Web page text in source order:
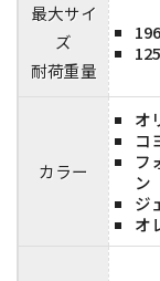
最大サイ
ズ
耐荷重量
カラー
オ
コ
フ
ン
ジ
オ